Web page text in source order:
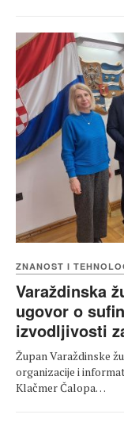
ZNANOST I
Varaždinska
ugovor o
izvodljivosti
Župan Varaždinske
organizacije i
Klačmer Čalopa…